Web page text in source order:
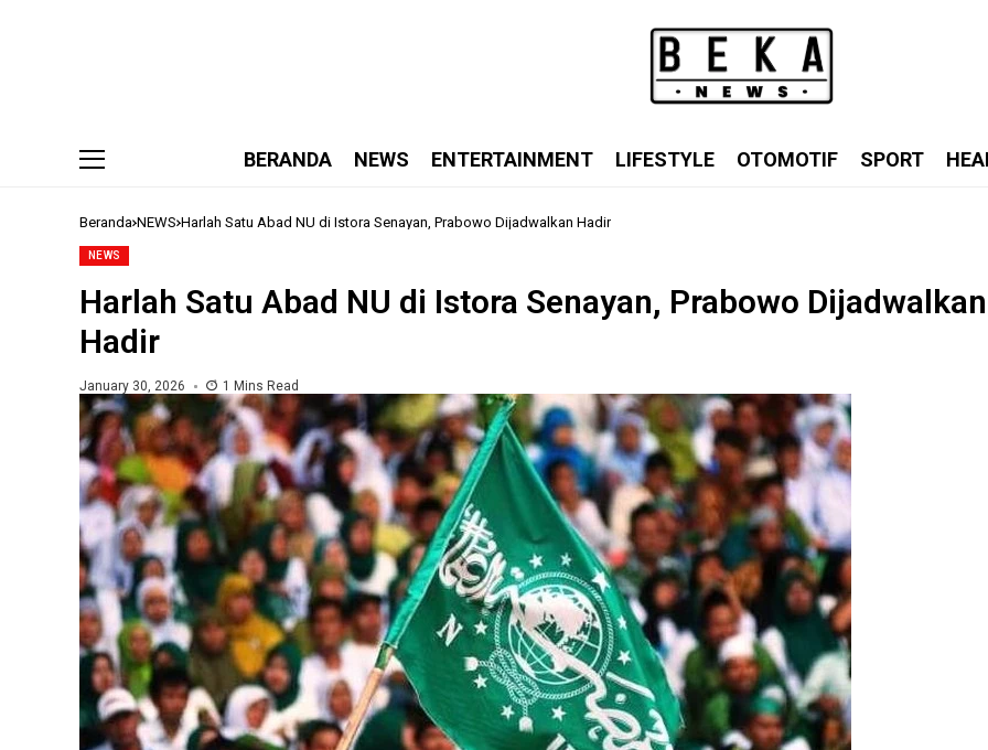
BERANDA NEWS ENTERTAINMENT LIFESTYLE OTOMOTIF SPORT
Beranda NEWS Harlah Satu Abad NU di Istora Senayan, Prabowo Dijadwalkan Hadir
NEWS
Harlah Satu Abad NU di Istora Senayan, Prabowo Dijadwalkan
Hadir
January 30, 2026 1 Mins Read